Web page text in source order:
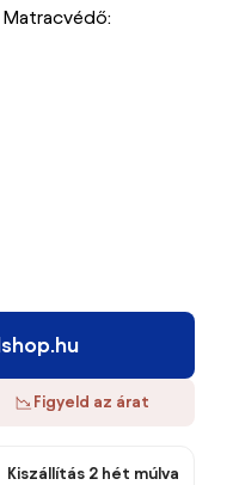
Matracvédő:
Figyeld az árat
Kiszállítás 2 hét múlva